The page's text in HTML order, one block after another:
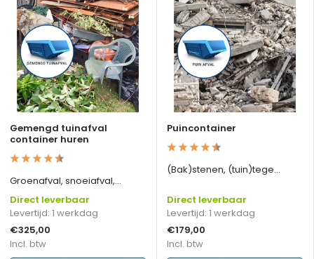
Gemengd tuinafval
container huren
Groenafval, snoeiafval,...
Direct leverbaar
Levertijd: 1 werkdag
€325,00
Incl. btw
Puincontainer
(Bak)stenen, (tuin)tege...
Direct leverbaar
Levertijd: 1 werkdag
€179,00
Incl. btw